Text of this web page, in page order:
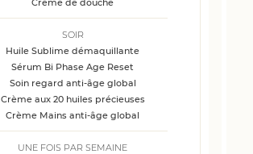
SOIR
Huile Sublime démaquillante
Sérum Bi Phase Age Reset
Soin regard anti-âge global
Crème aux 20 huiles précieuses
Crème Mains anti-âge global
UNE FOIS PAR SEMAINE